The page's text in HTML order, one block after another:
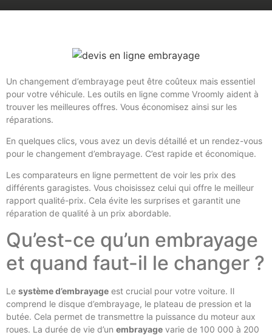
Un changement d’embrayage peut être coûteux mais essentiel
pour votre véhicule. Les outils en ligne comme Vroomly aident à
trouver les meilleures offres. Vous économisez ainsi sur les
réparations.
En quelques clics, vous avez un devis détaillé et un rendez-vous
pour le changement d’embrayage. C’est rapide et économique.
Les comparateurs en ligne permettent de voir les prix des
différents garagistes. Vous choisissez celui qui offre le meilleur
rapport qualité-prix. Cela évite les surprises et garantit une
réparation de qualité à un prix abordable.
Qu’est-ce qu’un embrayage
et quand faut-il le changer ?
Le système d’embrayage est crucial pour votre voiture. Il
comprend le disque d’embrayage, le plateau de pression et la
butée. Cela permet de transmettre la puissance du moteur aux
roues. La durée de vie d’un embrayage varie de 100 000 à 200